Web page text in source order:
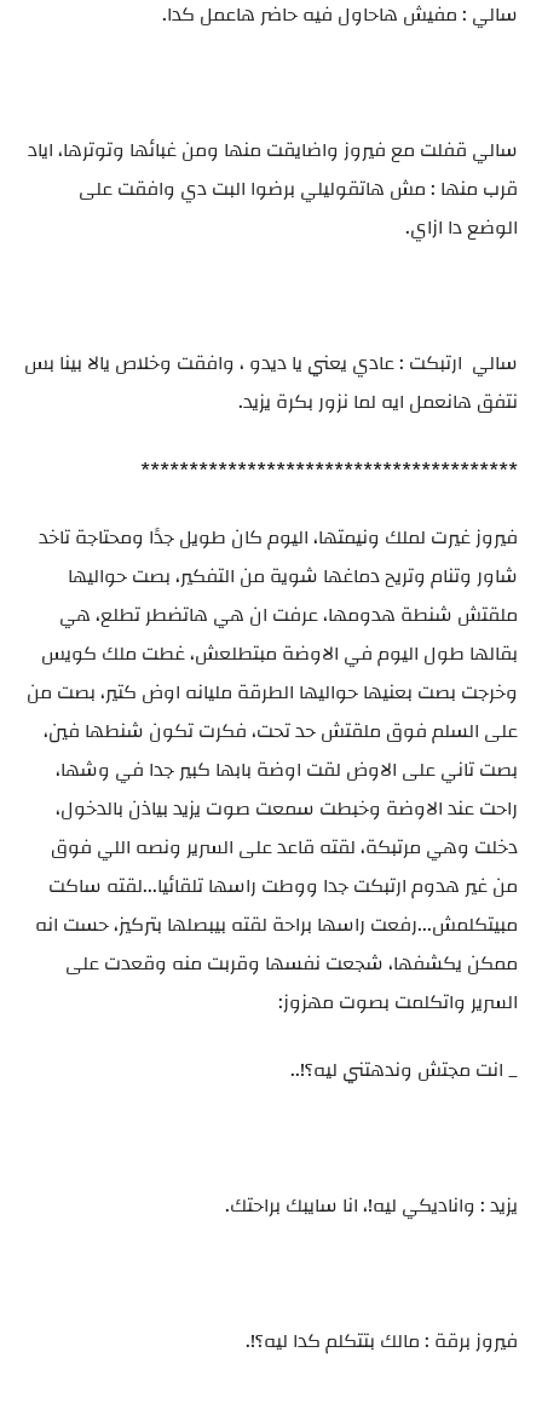
سالي : مفيش هاحاول فيه حاضر هاعمل كدا.
سالي قفلت مع فيروز واضايقت منها ومن غبائها وتوترها، اياد
قرب منها : مش هاتقوليلي برضوا البت دي وافقت على
الوضع دا ازاي.
سالي ارتبكت : عادي يعني يا ديدو ، وافقت وخلاص يالا بينا بس
نتفق هانعمل ايه لما نزور بكرة يزيد.
***************************************
فيروز غيرت لملك ونيمتها، اليوم كان طويل جدًا ومحتاجة تاخد
شاور وتنام وتريح دماغها شوية من التفكير، بصت حواليها
ملقتش شنطة هدومها، عرفت ان هي هاتضطر تطلع، هي
بقالها طول اليوم في الاوضة مبتطلعش، غطت ملك كويس
وخرجت بصت بعنيها حواليها الطرقة مليانه اوض كتير، بصت من
على السلم فوق ملقتش حد تحت، فكرت تكون شنطها فين،
بصت تاني على الاوض لقت اوضة بابها كبير جدا في وشها،
راحت عند الاوضة وخبطت سمعت صوت يزيد بياذن بالدخول،
دخلت وهي مرتبكة، لقته قاعد على السرير ونصه اللي فوق
من غير هدوم ارتبكت جدا ووطت راسها تلقائيا...لقته ساكت
مبيتكلمش...رفعت راسها براحة لقته بيبصلها بتركيز، حست انه
ممكن يكشفها، شجعت نفسها وقربت منه وقعدت على
السرير واتكلمت بصوت مهزوز:
_ انت مجتش وندهتني ليه؟!..
يزيد : واناديكي ليه!، انا سايبك براحتك.
فيروز برقة : مالك بتتكلم كدا ليه؟!.